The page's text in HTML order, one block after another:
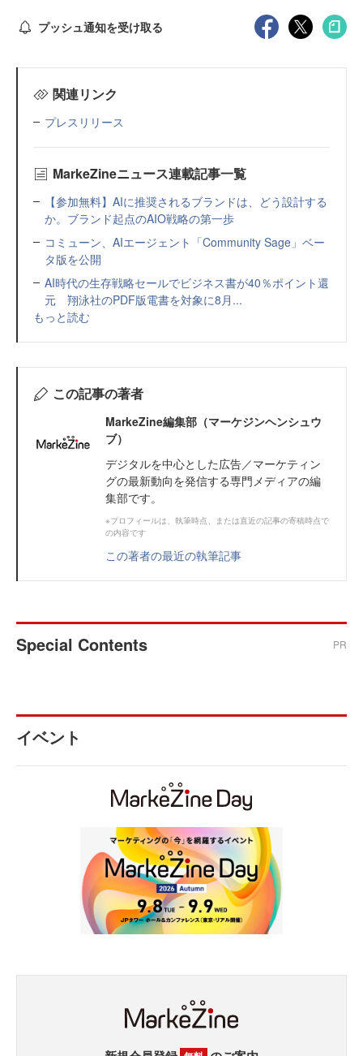
プッシュ通知を受け取る
関連リンク
プレスリリース
MarkeZineニュース連載記事一覧
【参加無料】AIに推奨されるブランドは、どう設計する
か。ブランド起点のAIO戦略の第一歩
コミューン、AIエージェント「Community Sage」ベー
タ版を公開
AI時代の生存戦略セールでビジネス書が40％ポイント還
元 翔泳社のPDF版電書を対象に8月...
もっと読む
この記事の著者
MarkeZine編集部（マーケジンヘンシュウ
ブ）
デジタルを中心とした広告／マーケティン
グの最新動向を発信する専門メディアの編
集部です。
※プロフィールは、執筆時点、または直近の記事の寄稿時点で
の内容です
この著者の最近の執筆記事
Special Contents PR
イベント